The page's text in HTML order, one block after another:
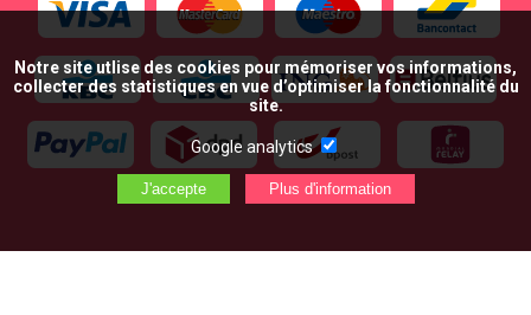
Notre site utlise des cookies pour mémoriser vos informations,
collecter des statistiques en vue d’optimiser la fonctionnalité du
site.
Google analytics